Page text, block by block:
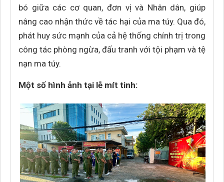
bó giữa các cơ quan, đơn vị và Nhân dân, giúp
nâng cao nhận thức về tác hại của ma túy. Qua đó,
phát huy sức mạnh của cả hệ thống chính trị trong
công tác phòng ngừa, đấu tranh với tội phạm và tệ
nạn ma túy.
Một số hình ảnh tại lễ mít tinh: